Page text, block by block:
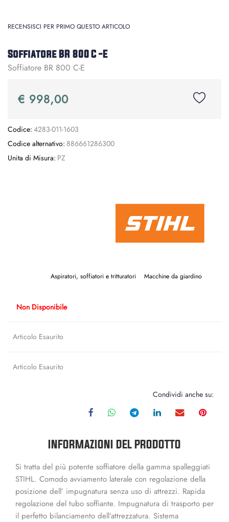
RECENSISCI PER PRIMO QUESTO ARTICOLO
Soffiatore BR 800 C -E
Soffiatore BR 800 C-E
€ 998,00
Codice: 4283-011-1603
Codice alternativo: 886661286300
Unita di Misura: PZ
Aspiratori, soffiatori e tritturatori Macchine da giardino
Non Disponibile
Articolo Esaurito
Articolo Esaurito
Condividi anche su:
INFORMAZIONI DEL PRODOTTO
Si tratta del più potente soffiatore della gamma spalleggiati
STIHL. Comodo avviamento laterale con regolazione della
posizione dell’ impugnatura senza uso di attrezzi. Rapida
regolazione del tubo soffiante. Impugnatura di trasporto per
il perfetto bilanciamento dell’attrezzatura. Sistema